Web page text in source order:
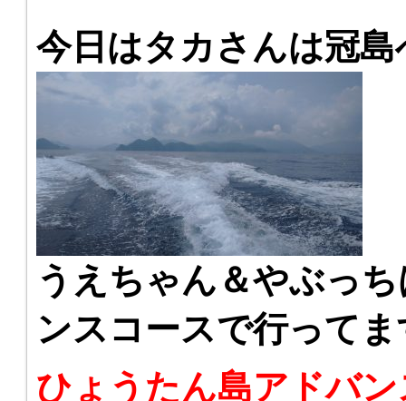
今日はタカさんは冠島
うえちゃん＆やぶっ
ンスコースで行って
ひょうたん島アドバ